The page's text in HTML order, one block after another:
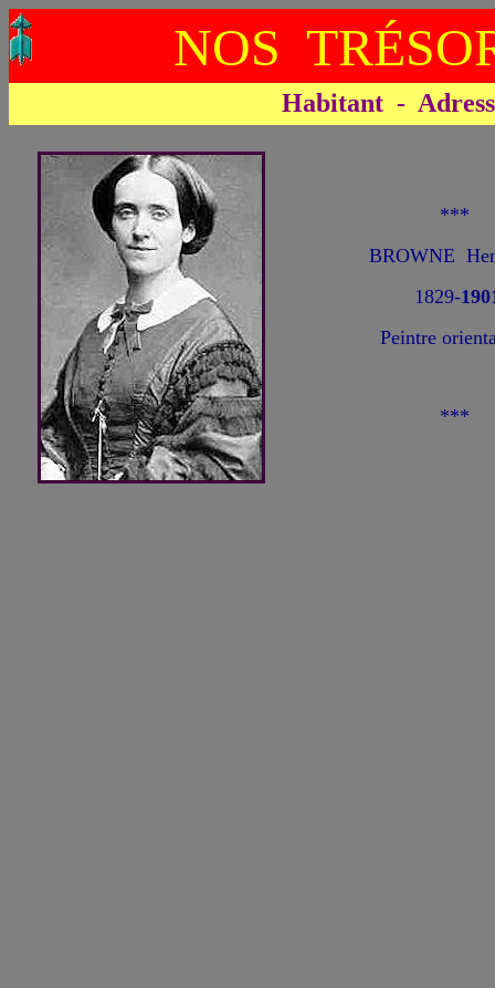
NOS
Habitant -
***
BROWNE
1829-
Peintre
***